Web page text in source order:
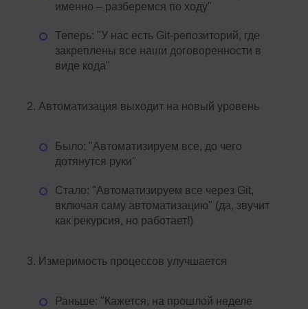
именно – разберемся по ходу"
Теперь: "У нас есть Git-репозиторий, где
закреплены все наши договоренности в
виде кода"
Автоматизация выходит на новый уровень
Было: "Автоматизируем все, до чего
дотянутся руки"
Стало: "Автоматизируем все через Git,
включая саму автоматизацию" (да, звучит
как рекурсия, но работает!)
Измеримость процессов улучшается
Раньше: "Кажется, на прошлой неделе